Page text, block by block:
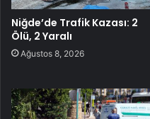
Niğde’de Trafik Kazası: 2
Ölü, 2 Yaralı
Ağustos 8, 2026